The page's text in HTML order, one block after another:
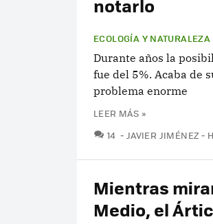
notarlo
ECOLOGÍA Y NATURALEZA
Durante años la
fue del 5%. Acaba de
problema enorme
LEER MÁS »
14 COMENTARIOS
JAVIER JIMÉNEZ
Mientras
Medio, el